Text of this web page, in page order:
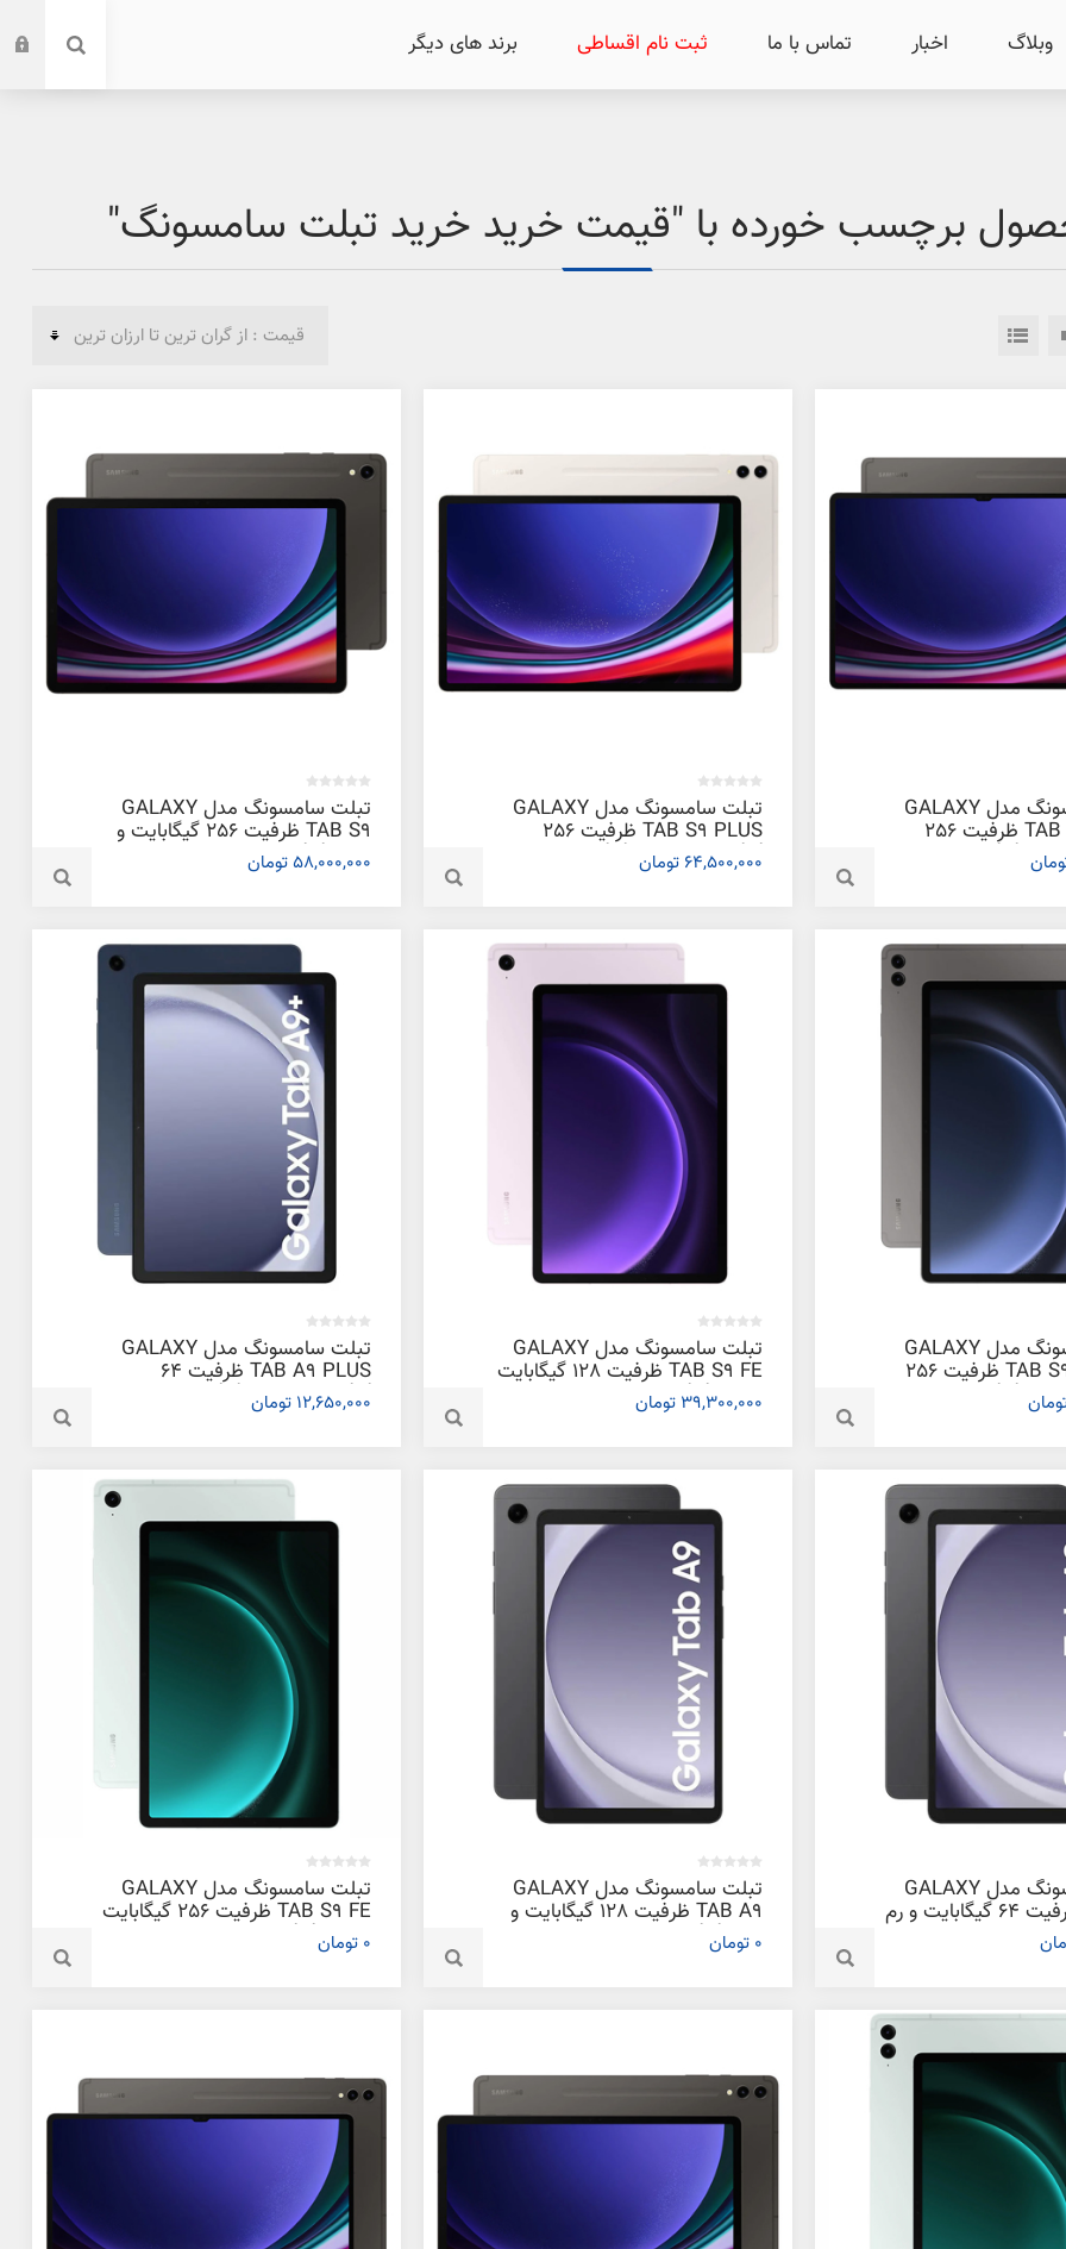
وبلاگ اخبار تماس با ما ثبت نام اقساطی برند های دیگر
برچسب خورده با "قیمت خرید خرید تبلت سامسونگ"
تبلت سامسونگ مدل GALAXY
TAB S9 ULTRA ظرفیت 256
تبلت سامسونگ مدل GALAXY
TAB S9 PLUS ظرفیت 256
گیگابایت و رم 12 گیگابایت
64,500,000 تومان
تبلت سامسونگ مدل GALAXY
TAB S9 ظرفیت 256 گیگابایت و
رم 12 گیگابایت
58,000,000 تومان
تبلت سامسونگ مدل GALAXY
TAB S9 FE PLUS ظرفیت 256
تبلت سامسونگ مدل GALAXY
TAB S9 FE ظرفیت 128 گیگابایت
و رم 6 گیگابایت
39,300,000 تومان
تبلت سامسونگ مدل GALAXY
TAB A9 PLUS ظرفیت 64
گیگابایت و رم 4 گیگابایت
12,650,000 تومان
تبلت سامسونگ مدل GALAXY
TAB A9 ظرفیت 64 گیگابایت و رم
تبلت سامسونگ مدل GALAXY
TAB A9 ظرفیت 128 گیگابایت و
رم 8 گیگابایت
0 تومان
تبلت سامسونگ مدل GALAXY
TAB S9 FE ظرفیت 256 گیگابایت
و رم 8 گیگابایت
0 تومان